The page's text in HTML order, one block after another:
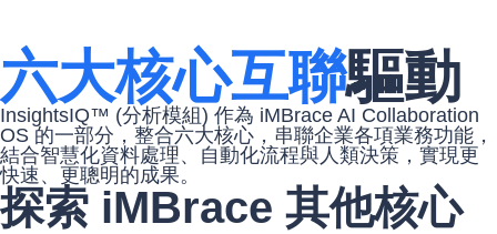
六大核心互聯驅動
InsightsIQ™ (分析模組) 作為 iMBrace AI Collaboration
OS 的一部分，整合六大核心，串聯企業各項業務功能，
結合智慧化資料處理、自動化流程與人類決策，實現更
快速、更聰明的成果。
探索 iMBrace 其他核心